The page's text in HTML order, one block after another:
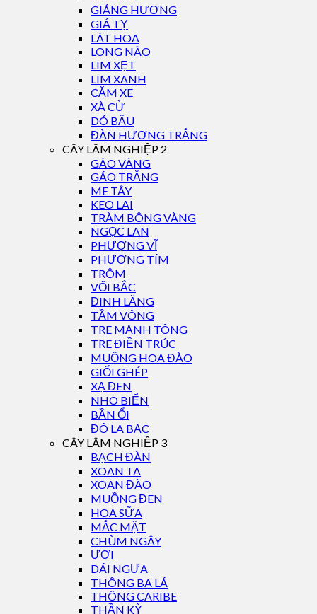
GIÁNG HƯƠNG
GIÁ TỴ
LÁT HOA
LONG NÃO
LIM XẸT
LIM XANH
CĂM XE
XÀ CỪ
DÓ BẦU
ĐÀN HƯƠNG TRẮNG
CÂY LÂM NGHIỆP 2
GÁO VÀNG
GÁO TRẮNG
ME TÂY
KEO LAI
TRÀM BÔNG VÀNG
NGỌC LAN
PHƯỢNG VĨ
PHƯỢNG TÍM
TRÔM
VỐI BẮC
ĐINH LĂNG
TẦM VÔNG
TRE MẠNH TÔNG
TRE ĐIỀN TRÚC
MUỒNG HOA ĐÀO
GIỔI GHÉP
XẠ ĐEN
NHO BIỂN
BẦN ỔI
ĐÔ LA BẠC
CÂY LÂM NGHIỆP 3
BẠCH ĐÀN
XOAN TA
XOAN ĐÀO
MUỒNG ĐEN
HOA SỮA
MẮC MẬT
CHÙM NGÂY
ƯƠI
DÁI NGỰA
THÔNG BA LÁ
THÔNG CARIBE
THẦN KỲ